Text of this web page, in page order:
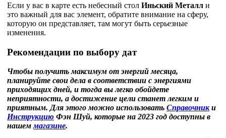
Если у вас в карте есть небесный стол Иньский Металл и
это важный для вас элемент, обратите внимание на сферу,
которую он представляет, там могут быть серьезные
изменения.
Рекомендации по выбору дат
Чтобы получить максимум от энергий месяца,
планируйте свои дела в соответствии с энергиями
приходящих дней, и тогда вы легко обойдете
неприятности, а достижение цели станет легким и
приятным. Для этого можно использовать Справочники
Инструкцию Фэн Шуй, которые на 2023 год доступны в
нашеммагазине.